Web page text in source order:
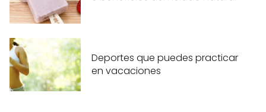
Deportes que puedes practicar
en vacaciones